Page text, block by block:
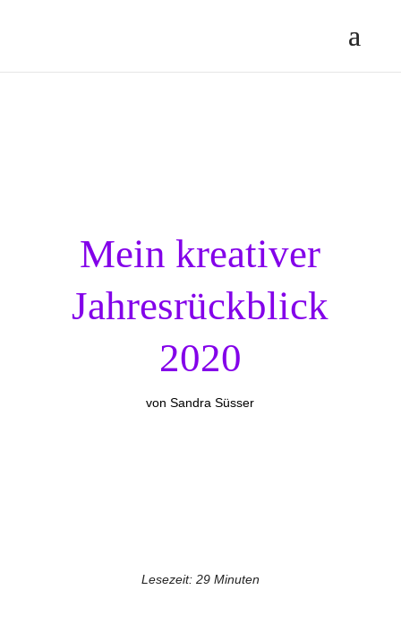
Mein kreativer
Jahresrückblick
2020
vonSandra Süsser
Lesezeit: 29 Minuten